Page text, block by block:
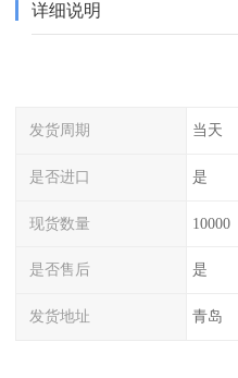
详细说明
发货周期 当天
是否进口 是
现货数量 10000
是否售后 是
发货地址 青岛